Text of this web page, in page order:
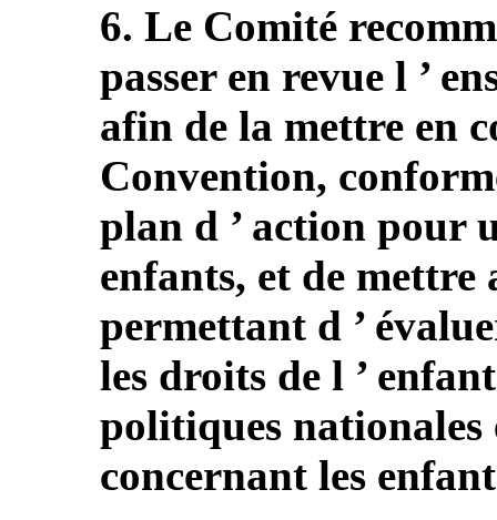
6. Le Comité
passer en revue l ’
afin de la mettre en
Convention,
plan d ’ action pour
enfants, et de mettre
permettant d ’
les droits de l ’
politiques
concernant les